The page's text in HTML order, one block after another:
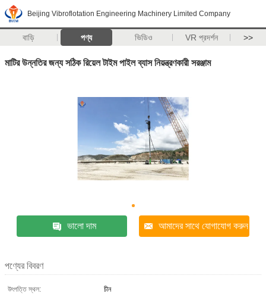
Beijing Vibroflotation Engineering Machinery Limited Company
বাড়ি পণ্য ভিডিও VR প্রদর্শন >>
মাটির উন্নতির জন্য সঠিক রিয়েল টাইম পাইল ব্যাস নিয়ন্ত্রণকারী সরঞ্জাম
ভালো দাম আমাদের সাথে যোগাযোগ করুন
পণ্যের বিবরণ
উৎপত্তি স্থল:
চীন